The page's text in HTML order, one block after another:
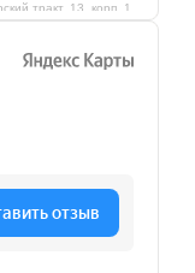
тракт, 13, корп. 1